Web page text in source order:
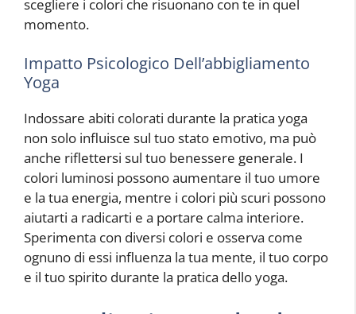
scegliere i colori che risuonano con te in quel
momento.
Impatto Psicologico Dell’abbigliamento
Yoga
Indossare abiti colorati durante la pratica yoga
non solo influisce sul tuo stato emotivo, ma può
anche riflettersi sul tuo benessere generale. I
colori luminosi possono aumentare il tuo umore
e la tua energia, mentre i colori più scuri possono
aiutarti a radicarti e a portare calma interiore.
Sperimenta con diversi colori e osserva come
ognuno di essi influenza la tua mente, il tuo corpo
e il tuo spirito durante la pratica dello yoga.